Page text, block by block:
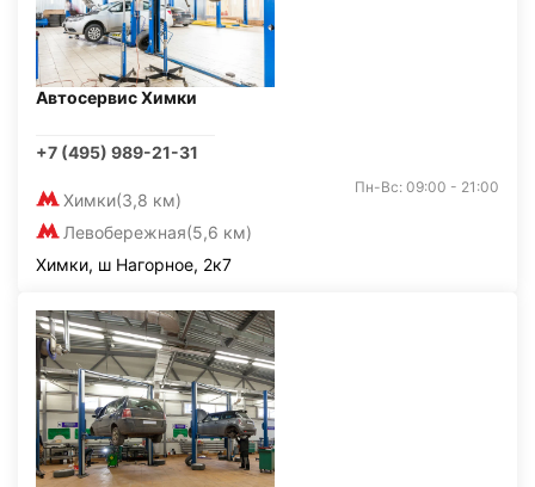
Автосервис Химки
+7 (495) 989-21-31
Химки(3,8 км)
Левобережная(5,6 км)
Пн-Вс: 09:00 - 21:00
Химки, ш Нагорное, 2к7